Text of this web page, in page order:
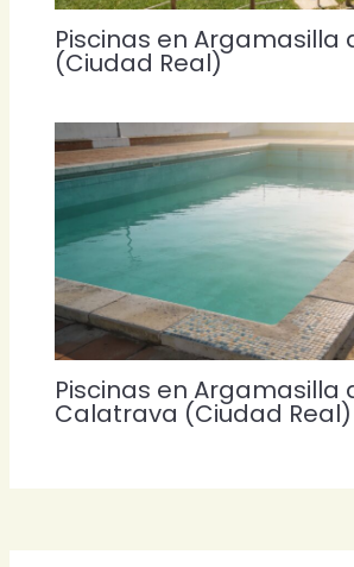
Piscinas en Argamasilla
(Ciudad Real)
Piscinas en Argamasilla
Calatrava (Ciudad Real)